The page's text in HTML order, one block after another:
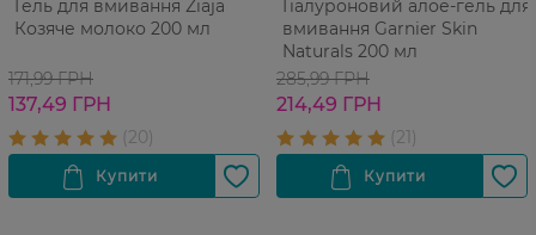
Гель для вмивання Ziaja
Козяче молоко 200 мл
171,99 ГРН
137,49 ГРН
Гіалуроновий алое-гель для
вмивання Garnier Skin
Naturals 200 мл
285,99 ГРН
214,49 ГРН